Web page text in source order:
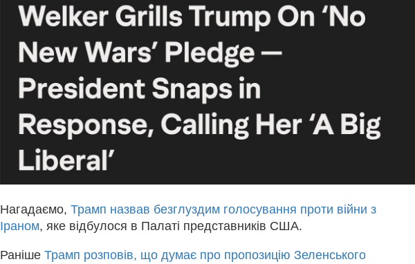
Нагадаємо, Трамп назвав безглуздим голосування проти війни з
Іраном, яке відбулося в Палаті представників США.
Раніше Трамп розповів, що думає про пропозицію Зеленського